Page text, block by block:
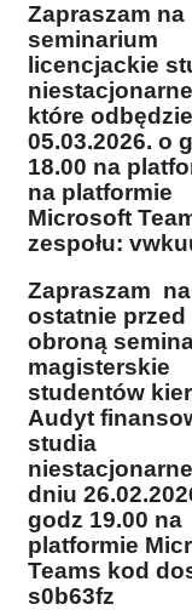
Zapraszam na
seminarium
licencjackie
które
05.03.2026. o
18.00 na
na platformie
Microsoft
zespołu:
Zapraszam na
ostatnie przed
obroną
magisterskie
studentów
Audyt
studia
dniu
godz 19.00 na
platformie
Teams kod
s0b63fz